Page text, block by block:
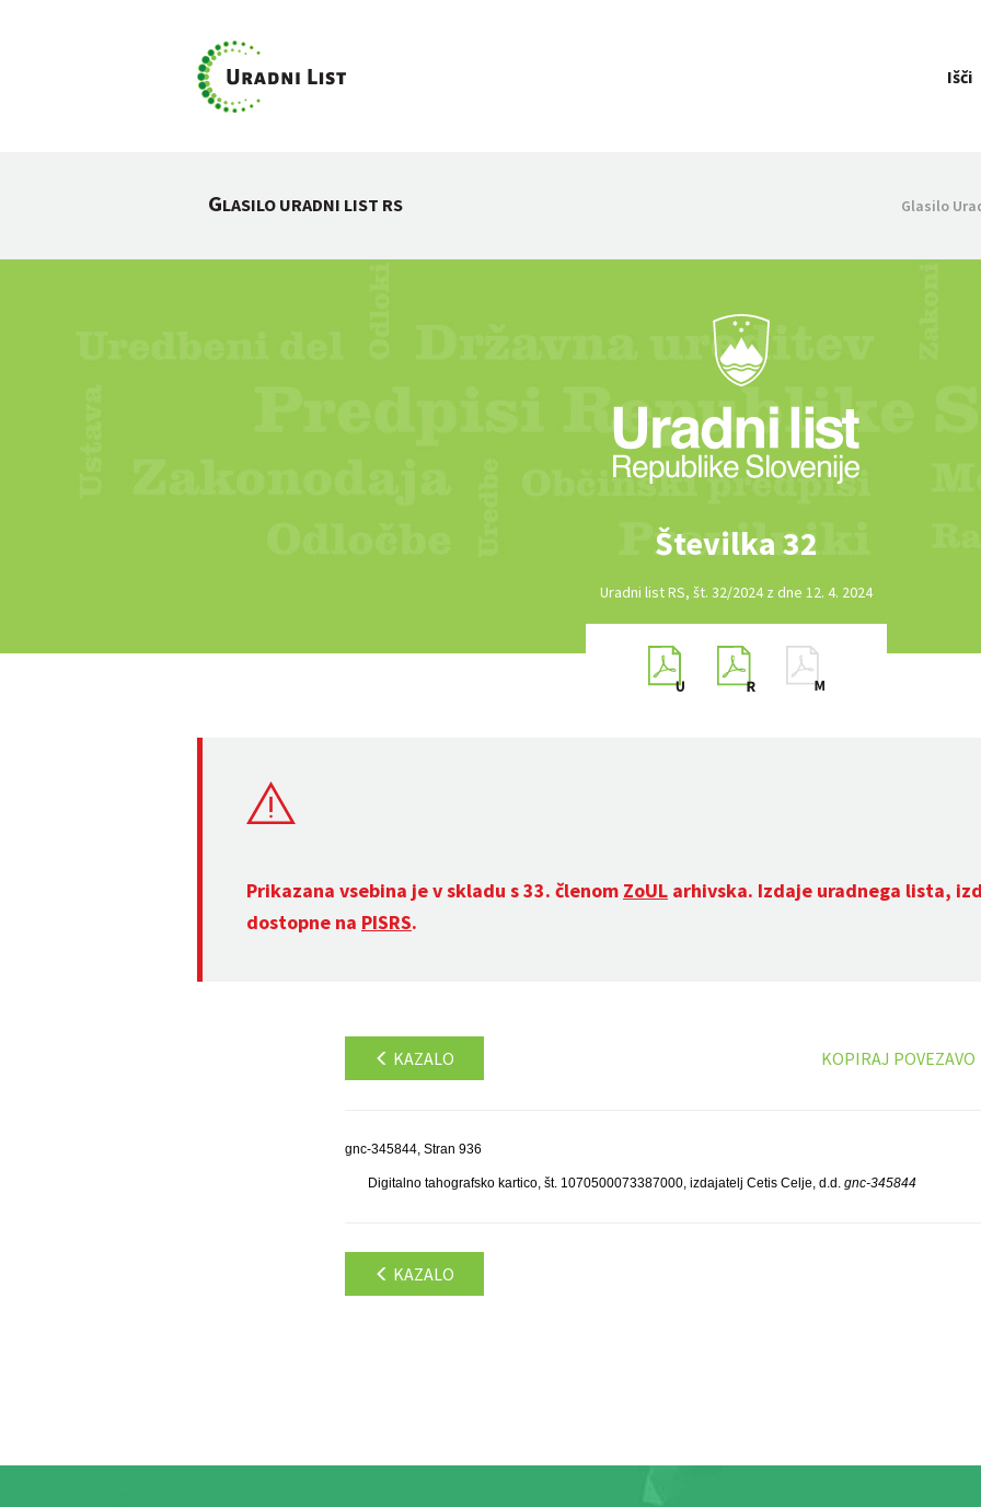
Išči
GLASILO URADNI LIST RS Glasilo
Številka 32
Uradni list RS, št. 32/2024 z dne 12. 4. 2024
Prikazana vsebina je v skladu s 33. členom ZoUL arhivska. Izdaje uradnega lista,
dostopne na PISRS.
KAZALO KOPIRAJ POVEZAVO
gnc-345844, Stran 936
Digitalno tahografsko kartico, št. 1070500073387000, izdajatelj Cetis Celje, d.d.gnc-345844
KAZALO